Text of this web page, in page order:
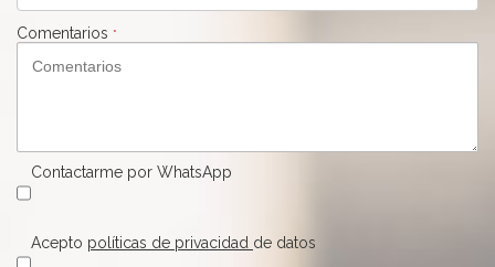
Comentarios *
Contactarme por WhatsApp
Acepto políticas de privacidad de datos